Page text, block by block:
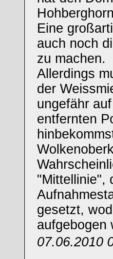
Eine
auch noch
zu machen.
Allerdings
der
ungefähr
entfernten
"Mittellinie",
gesetzt,
aufgebogen
07.06.2010